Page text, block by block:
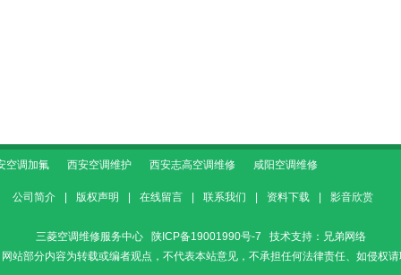
空调加氟 西安空调维护 西安志高空调维修 咸阳空调维修
公司简介 版权声明 在线留言 联系我们 资料下载 影音欣赏
三菱空调维修服务中心 陕ICP备19001990号-7 技术支持： 兄弟网络
站部分内容为转载或编者观点，不代表本站意见，不承担任何法律责任、如侵权请